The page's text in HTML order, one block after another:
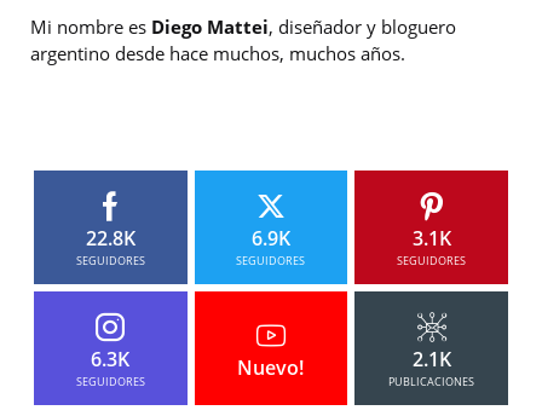
Mi nombre es Diego Mattei, diseñador y bloguero
argentino desde hace muchos, muchos años.
22.8K
SEGUIDORES
6.9K
SEGUIDORES
3.1K
SEGUIDORES
6.3K
SEGUIDORES
Nuevo! 2.1K
PUBLICACIONES